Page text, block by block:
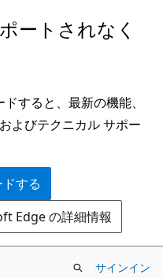
ートされなく
すると、最新の機能、
よびテクニカル サポー
する
Edge の詳細情報
サインイン